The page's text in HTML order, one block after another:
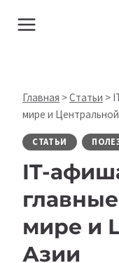
Главная >Статьи >
мире и
СТАТЬИ
IT-
мире и
Азии